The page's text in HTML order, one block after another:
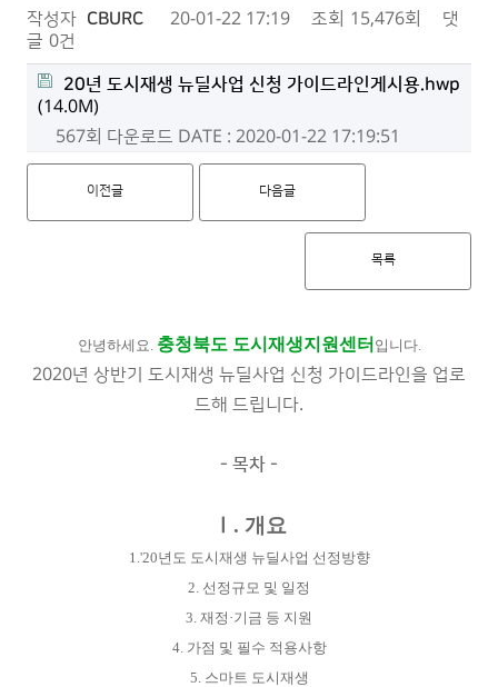
작성자 CBURC 20-01-22 17:19 조회 15,476회
댓
글 0건
20년 도시재생 뉴딜사업 신청 가이드라인게시용.hwp
(14.0M)
567회 다운로드 DATE : 2020-01-22 17:19:51
이전글 다음글
목록
안녕하세요. 충청북도 도시재생지원센터 입니다.
2020년 상반기 도시재생 뉴딜사업 신청 가이드라인을 업로
드해 드립니다.
- 목차 -
Ⅰ. 개요
1.'20년도 도시재생 뉴딜사업 선정방향
2. 선정규모 및 일정
3. 재정 ·기금 등 지원
4. 가점 및 필수 적용사항
5. 스마트 도시재생